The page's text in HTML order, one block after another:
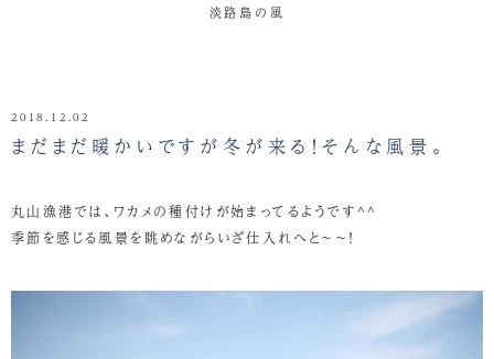
淡路島の風
2018.12.02
まだまだ暖かいですが冬が来る！そんな風景。
丸山漁港では、ワカメの種付けが始まってるようです^^
季節を感じる風景を眺めながらいざ仕入れへと～～！